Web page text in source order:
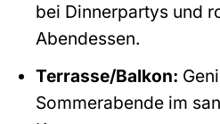
bei Dinnerpartys und
Abendessen.
Terrasse/Balkon:
Sommerabende im